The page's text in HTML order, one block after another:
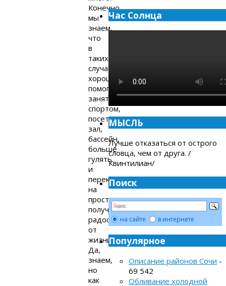
Конечно,
мы
знаем,
что
в
таких
случаях
хорошо
помогают
занятия
спортом,
посетить
зал,
бассейн,
больше
гулять
и
переключиться
на
простое
получения
радости
от
жизни!
Да,
знаем,
но
как
Час Солнца
МЫСЛЬ
Лучше отказаться от острого
словца, чем от друга. /
Квинтилиан/
Поиск
на сайте в интернете
Популярное
Описание районов Сочи -
69 542
Обливание холодной